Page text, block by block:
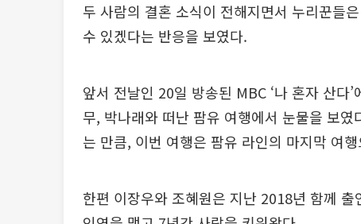
두 사람의 결혼 소식이 전해지면서 누리꾼들
수 있겠다는 반응을 보였다.
앞서 전날인 20일 방송된 MBC ‘나 혼자 산다
무, 박나래와 떠난 팜유 여행에서 눈물을 보
는 만큼, 이번 여행은 팜유 라인의 마지막 여
한편 이장우와 조혜원은 지난 2018년 함께 출